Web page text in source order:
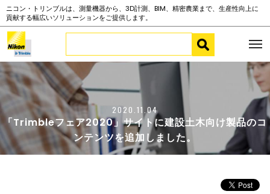
ニコン・トリンブルは、測量機器から、3D計測、BIM、精密農業まで、生産性向上に
貢献する幅広いソリューションをご提供します。
2020.11.04
「Trimbleフェア2020」サイトに建設土木向け製品のコ
ンテンツを追加しました。